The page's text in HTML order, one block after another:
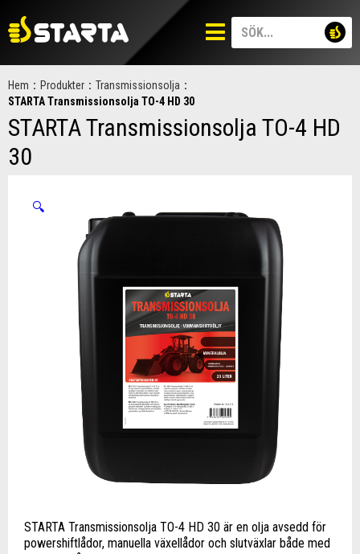
Hem : Produkter : Transmissionsolja :
STARTA Transmissionsolja TO-4 HD 30
STARTA Transmissionsolja TO-4 HD
30
🔍
STARTA Transmissionsolja TO-4 HD 30 är en olja avsedd för
powershiftlådor, manuella växellådor och slutväxlar både med